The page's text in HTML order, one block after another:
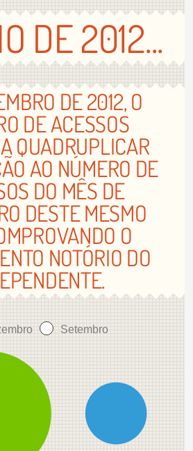
DE 2012...
DE 2012, O
DE ACESSOS
QUADRUPLICAR
AO NÚMERO DE
DO MÊS DE
DESTE MESMO
O
NOTÓRIO DO
Setembro